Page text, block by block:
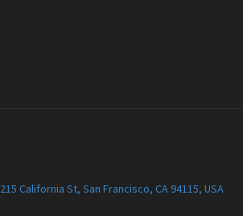
California St, San Francisco, CA 94115, USA